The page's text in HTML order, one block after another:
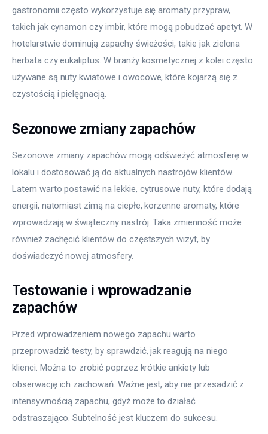
gastronomii często wykorzystuje się aromaty przypraw,
takich jak cynamon czy imbir, które mogą pobudzać apetyt. W
hotelarstwie dominują zapachy świeżości, takie jak zielona
herbata czy eukaliptus. W branży kosmetycznej z kolei często
używane są nuty kwiatowe i owocowe, które kojarzą się z
czystością i pielęgnacją.
Sezonowe zmiany zapachów
Sezonowe zmiany zapachów mogą odświeżyć atmosferę w
lokalu i dostosować ją do aktualnych nastrojów klientów.
Latem warto postawić na lekkie, cytrusowe nuty, które dodają
energii, natomiast zimą na ciepłe, korzenne aromaty, które
wprowadzają w świąteczny nastrój. Taka zmienność może
również zachęcić klientów do częstszych wizyt, by
doświadczyć nowej atmosfery.
Testowanie i wprowadzanie
zapachów
Przed wprowadzeniem nowego zapachu warto
przeprowadzić testy, by sprawdzić, jak reagują na niego
klienci. Można to zrobić poprzez krótkie ankiety lub
obserwację ich zachowań. Ważne jest, aby nie przesadzić z
intensywnością zapachu, gdyż może to działać
odstraszająco. Subtelność jest kluczem do sukcesu.